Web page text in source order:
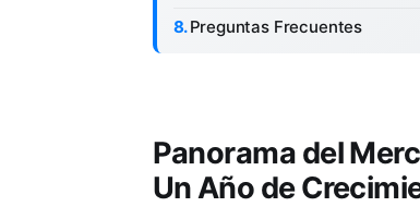
Preguntas Frecuentes
Panorama del
Un Año de